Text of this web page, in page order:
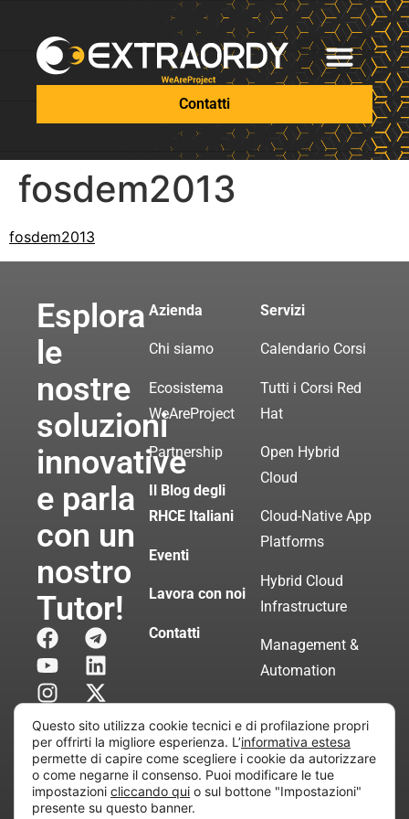
Contatti
fosdem2013
fosdem2013
Esplora
le
nostre
soluzioni
innovative
e parla
con un
nostro
Tutor!
Azienda
Chi siamo
Ecosistema
WeAreProject
Partnership
Il Blog degli
RHCE Italiani
Eventi
Lavora con noi
Contatti
Servizi
Calendario Corsi
Tutti i Corsi Red
Hat
Open Hybrid
Cloud
Cloud-Native App
Platforms
Hybrid Cloud
Infrastructure
Management &
Automation
Servizi di
Consulenza
Certificata
Questo sito utilizza cookie tecnici e di profilazione propri
per offrirti la migliore esperienza. L’informativa estesa
permette di capire come scegliere i cookie da autorizzare
o come negarne il consenso. Puoi modificare le tue
impostazioni cliccando qui o sul bottone "Impostazioni"
presente su questo banner.